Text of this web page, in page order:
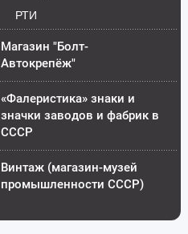
РТИ
Магазин "Болт-
Автокрепёж"
«Фалеристика» знаки и
значки заводов и фабрик в
СССР
Винтаж (магазин-музей
промышленности СССР)